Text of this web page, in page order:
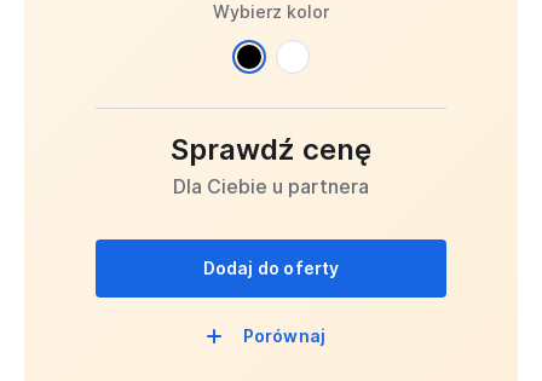
Wybierz kolor
Sprawdź cenę
Dla Ciebie u partnera
Dodaj do oferty
Porównaj